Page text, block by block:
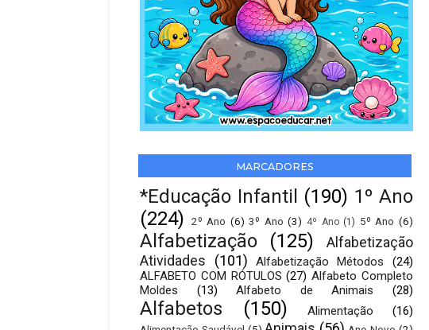
MARCADORES
*Educação Infantil (190) 1º Ano
(224)
2º Ano (6) 3º Ano (3) 4º Ano (1) 5º Ano (6)
Alfabetização (125)
Alfabetização
Atividades
(101) Alfabetização Métodos
(24)
ALFABETO COM RÓTULOS (27) Alfabeto Completo
Moldes
(13) Alfabeto de Animais (28)
Alfabetos (150) Alimentação (16)